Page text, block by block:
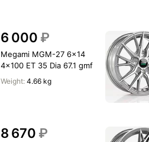
6 000 ₽
Megami MGM-27 6x14
4x100 ET 35 Dia 67.1 gmf
Weight: 4.66 kg
8 670 ₽